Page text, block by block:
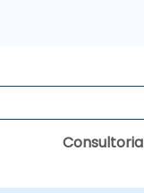
Consultoria